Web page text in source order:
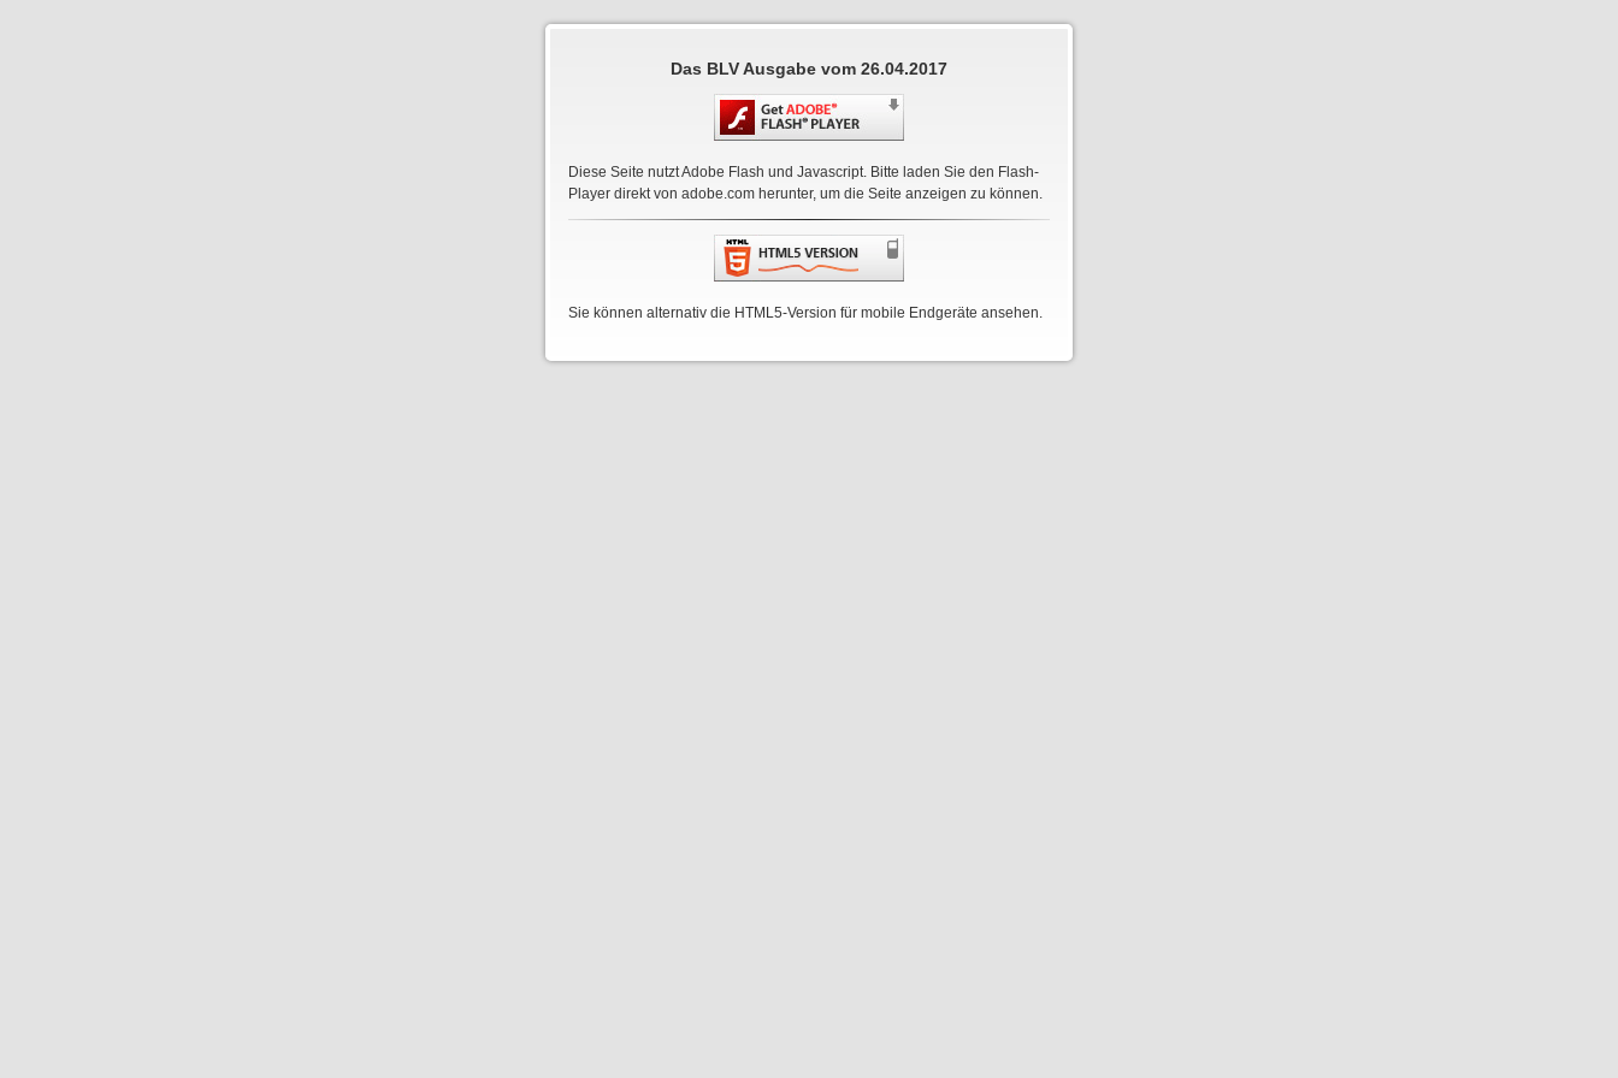
Das BLV Ausgabe vom 26.04.2017
Diese Seite nutzt Adobe Flash und Javascript. Bitte laden Sie den Flash-
Player direkt von adobe.com herunter, um die Seite anzeigen zu können.
Sie können alternativ die HTML5-Version für mobile Endgeräte ansehen.